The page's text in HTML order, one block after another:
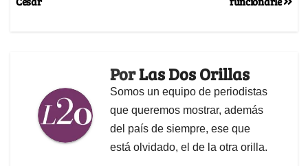
PorLas Dos Orillas
Somos un equipo de periodistas
que queremos mostrar, además
del país de siempre, ese que
está olvidado, el de la otra orilla.